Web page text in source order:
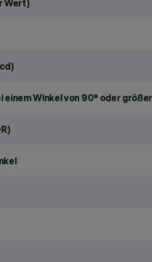
Wert)
Winkel von 90° oder